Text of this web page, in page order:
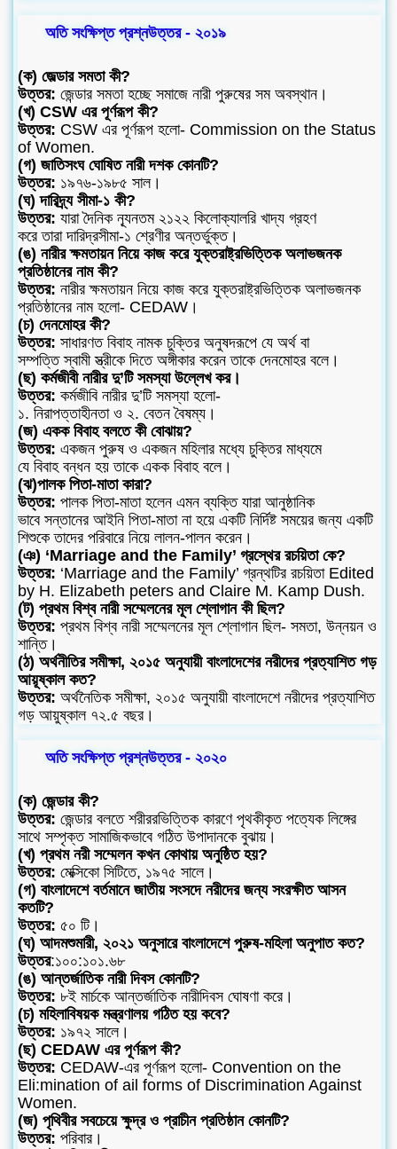
অতি সংক্ষিপ্ত প্রশ্নউত্তর - ২০১৯
(ক) জেল্ডার সমতা কী?
উত্তর: জেন্ডার সমতা হচ্ছে সমাজে নারী পুরুষের সম অবস্থান।
(খ) CSW এর পূর্ণরূপ কী?
উত্তর: CSW এর পূর্ণরূপ হলো- Commission on the Status
of Women.
(গ) জাতিসংঘ ঘোষিত নারী দশক কোনটি?
উত্তর: ১৯৭৬-১৯৮৫ সাল।
(ঘ) দারিদ্র্য সীমা-১ কী?
উত্তর: যারা দৈনিক ন্যূনতম ২১২২ কিলোক্যালরি খাদ্য গ্রহণ
করে তারা দারিদ্রসীমা-১ শ্রেণীর অন্তর্ভুক্ত।
(ঙ) নারীর ক্ষমতায়ন নিয়ে কাজ করে যুক্তরাষ্ট্রভিত্তিক অলাভজনক
প্রতিষ্ঠানের নাম কী?
উত্তর: নারীর ক্ষমতায়ন নিয়ে কাজ করে যুক্তরাষ্ট্রভিত্তিক অলাভজনক
প্রতিষ্ঠানের নাম হলো- CEDAW।
(চ) দেনমোহর কী?
উত্তর: সাধারণত বিবাহ নামক চুক্তির অনুষদরূপে যে অর্থ বা
সম্পত্তি স্বামী স্ত্রীকে দিতে অঙ্গীকার করেন তাকে দেনমোহর বলে।
(ছ) কর্মজীবী নারীর দু’টি সমস্যা উল্লেখ কর।
উত্তর: কর্মজীবি নারীর দু’টি সমস্যা হলো-
১. নিরাপত্তাহীনতা ও ২. বেতন বৈষম্য।
(জ) একক বিবাহ বলতে কী বোঝায়?
উত্তর: একজন পুরুষ ও একজন মহিলার মধ্যে চুক্তির মাধ্যমে
যে বিবাহ বন্ধন হয় তাকে একক বিবাহ বলে।
(ঝ)পালক পিতা-মাতা কারা?
উত্তর: পালক পিতা-মাতা হলেন এমন ব্যক্তি যারা আনুষ্ঠানিক
ভাবে সন্তানের আইনি পিতা-মাতা না হয়ে একটি নির্দিষ্ট সময়ের জন্য একটি
শিশুকে তাদের পরিবারে নিয়ে লালন-পালন করেন।
(ঞ) ‘Marriage and the Family’ গ্রস্থের রচয়িতা কে?
উত্তর: ‘Marriage and the Family’ গ্রন্থটির রচয়িতা Edited
by H. Elizabeth peters and Claire M. Kamp Dush.
(ট) প্রথম বিশ্ব নারী সম্মেলনের মূল শ্লোগান কী ছিল?
উত্তর: প্রথম বিশ্ব নারী সম্মেলনের মূল শ্লোগান ছিল- সমতা, উন্নয়ন ও
শান্তি।
(ঠ) অর্থনীতির সমীক্ষা, ২০১৫ অনুযায়ী বাংলাদেশের নরীদের প্রত্যাশিত গড়
আয়ূষ্কাল কত?
উত্তর: অর্থনৈতিক সমীক্ষা, ২০১৫ অনুযায়ী বাংলাদেশে নরীদের প্রত্যাশিত
গড় আয়ুষ্কাল ৭২.৫ বছর।
অতি সংক্ষিপ্ত প্রশ্নউত্তর - ২০২০
(ক) জেন্ডার কী?
উত্তর: জেন্ডার বলতে শরীররভিত্তিক কারণে পৃথকীকৃত পত্যেক লিঙ্গের
সাথে সম্পৃক্ত সামাজিকভাবে গঠিত উপাদানকে বুঝায়।
(খ) প্রথম নরী সম্মেলন কখন কোথায় অনুষ্ঠিত হয়?
উত্তর: মেক্সিকো সিটিতে, ১৯৭৫ সালে।
(গ) বাংলাদেশে বর্তমানে জাতীয় সংসদে নরীদের জন্য সংরক্ষীত আসন
কতটি?
উত্তর: ৫০ টি।
(ঘ) আদমশুমারী, ২০২১ অনুসারে বাংলাদেশে পুরুষ-মহিলা অনুপাত কত?
উত্তর:১০০:১০১.৬৮
(ঙ) আন্তর্জাতিক নারী দিবস কোনটি?
উত্তর: ৮ই মার্চকে আন্তর্জাতিক নারীদিবস ঘোষণা করে।
(চ) মহিলাবিষয়ক মন্ত্রণালয় গঠিত হয় কবে?
উত্তর: ১৯৭২ সালে।
(ছ) CEDAW এর পূর্ণরূপ কী?
উত্তর: CEDAW-এর পূর্ণরূপ হলো- Convention on the
Eli:mination of ail forms of Discrimination Against
Women.
(জ) পৃথিবীর সবচেয়ে ক্ষুদ্র ও প্রাচীন প্রতিষ্ঠান কোনটি?
উত্তর: পরিবার।